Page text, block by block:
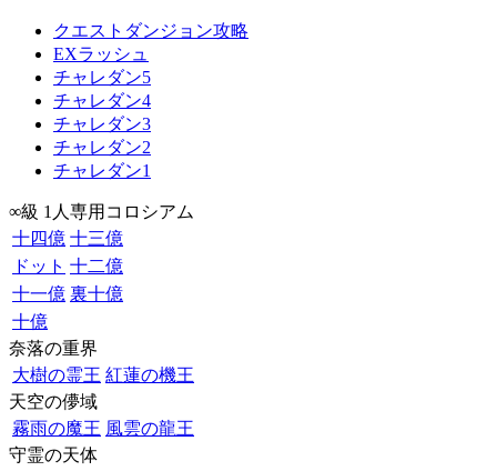
クエストダンジョン攻略
EXラッシュ
チャレダン5
チャレダン4
チャレダン3
チャレダン2
チャレダン1
∞級 1人専用コロシアム
十四億 十三億
ドット 十二億
十一億 裏十億
十億
奈落の重界
大樹の霊王 紅蓮の機王
天空の儚域
霧雨の魔王 風雲の龍王
守霊の天体